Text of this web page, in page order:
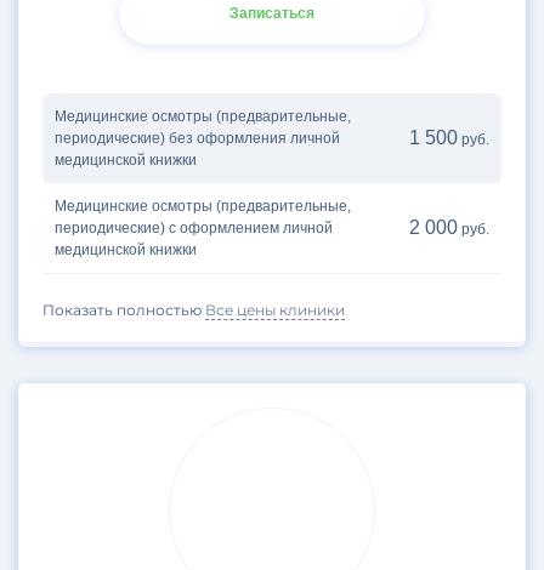
Записаться
Медицинские осмотры (предварительные,
периодические) без оформления личной
медицинской книжки
1 500 руб.
Медицинские осмотры (предварительные,
периодические) с оформлением личной
медицинской книжки
2 000 руб.
Показать полностью Все цены клиники